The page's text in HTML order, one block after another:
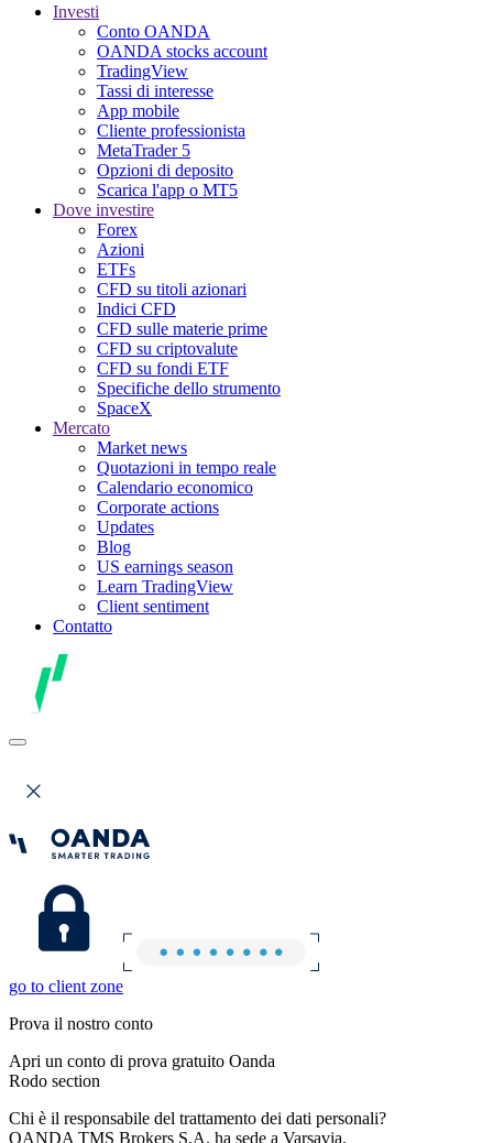
Investi
Conto OANDA
OANDA stocks account
TradingView
Tassi di interesse
App mobile
Cliente professionista
MetaTrader 5
Opzioni di deposito
Scarica l'app o MT5
Dove investire
Forex
Azioni
ETFs
CFD su titoli azionari
Indici CFD
CFD sulle materie prime
CFD su criptovalute
CFD su fondi ETF
Specifiche dello strumento
SpaceX
Mercato
Market news
Quotazioni in tempo reale
Calendario economico
Corporate actions
Updates
Blog
US earnings season
Learn TradingView
Client sentiment
Contatto
go to client zone
Prova il nostro conto
Apri un conto di prova gratuito Oanda
Rodo section
Chi è il responsabile del trattamento dei dati personali?
OANDA TMS Brokers S.A. ha sede a Varsavia.